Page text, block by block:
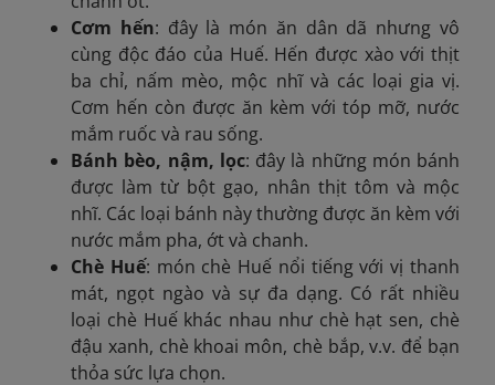
Cơm hến: đây là món ăn dân dã nhưng vô
cùng độc đáo của Huế. Hến được xào với thịt
ba chỉ, nấm mèo, mộc nhĩ và các loại gia vị.
Cơm hến còn được ăn kèm với tóp mỡ, nước
mắm ruốc và rau sống.
Bánh bèo, nậm, lọc: đây là những món bánh
được làm từ bột gạo, nhân thịt tôm và mộc
nhĩ. Các loại bánh này thường được ăn kèm với
nước mắm pha, ớt và chanh.
Chè Huế: món chè Huế nổi tiếng với vị thanh
mát, ngọt ngào và sự đa dạng. Có rất nhiều
loại chè Huế khác nhau như chè hạt sen, chè
đậu xanh, chè khoai môn, chè bắp, v.v. để bạn
thỏa sức lựa chọn.